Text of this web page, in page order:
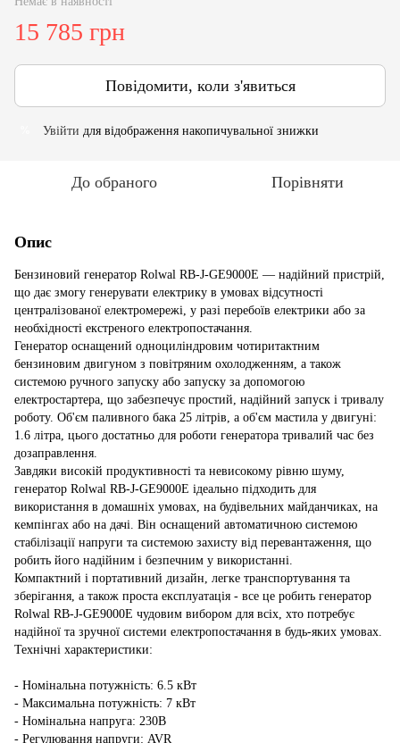
15 785 грн
Повідомити, коли з'явиться
Увійти для відображення накопичувальної знижки
До обраного Порівняти
Опис
Бензиновий генератор Rolwal RB-J-GE9000E — надійний пристрій,
що дає змогу генерувати електрику в умовах відсутності
централізованої електромережі, у разі перебоїв електрики або за
необхідності екстреного електропостачання.
Генератор оснащений одноциліндровим чотиритактним
бензиновим двигуном з повітряним охолодженням, а також
системою ручного запуску або запуску за допомогою
електростартера, що забезпечує простий, надійний запуск і тривалу
роботу. Об'єм паливного бака 25 літрів, а об'єм мастила у двигуні:
1.6 літра, цього достатньо для роботи генератора тривалий час без
дозаправлення.
Завдяки високій продуктивності та невисокому рівню шуму,
генератор Rolwal RB-J-GE9000E ідеально підходить для
використання в домашніх умовах, на будівельних майданчиках, на
кемпінгах або на дачі. Він оснащений автоматичною системою
стабілізації напруги та системою захисту від перевантаження, що
робить його надійним і безпечним у використанні.
Компактний і портативний дизайн, легке транспортування та
зберігання, а також проста експлуатація - все це робить генератор
Rolwal RB-J-GE9000E чудовим вибором для всіх, хто потребує
надійної та зручної системи електропостачання в будь-яких умовах.
Технічні характеристики:
- Номінальна потужність: 6.5 кВт
- Максимальна потужність: 7 кВт
- Номінальна напруга: 230В
- Регулювання напруги: AVR